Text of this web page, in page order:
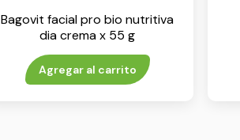
Bagovit facial pro bio nutritiva
dia crema x 55 g
Agregar al carrito